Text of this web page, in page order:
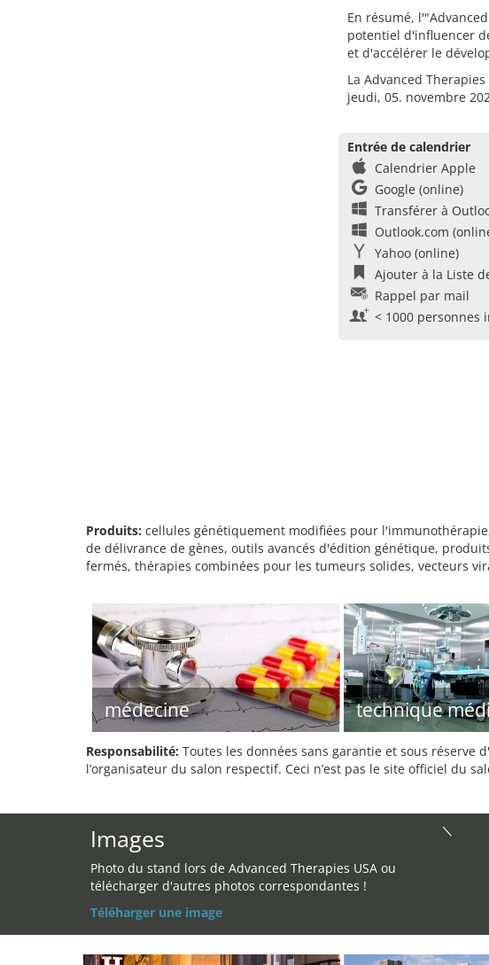
En résumé,
potentiel d'influencer
et d'accélérer le
La Advanced
jeudi, 05. novembre
Entrée de calendrier
Calendrier Apple
Google (online)
Transférer à
Outlook.com
Yahoo (online)
Ajouter à la Liste
Rappel par mail
< 1000 personnes
Produits: cellules génétiquement modifiées pour
de délivrance de gènes, outils avancés d'édition génétique,
fermés, thérapies combinées pour les tumeurs solides, vecteurs
médecine technique
Responsabilité: Toutes les données sans garantie et sous
l’organisateur du salon respectif. Ceci n’est pas le site officiel du
Images
Photo du stand lors de Advanced Therapies USA ou
télécharger d'autres photos correspondantes !
Téléharger une image